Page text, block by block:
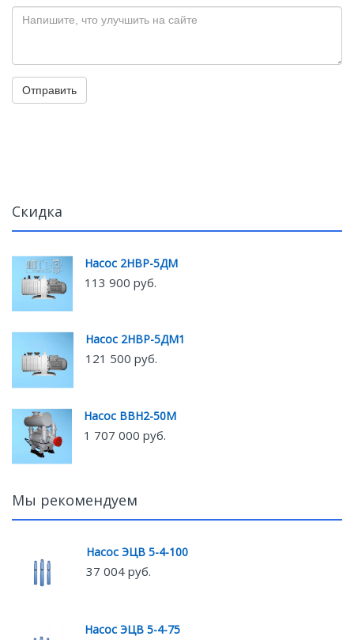
Отправить
Скидка
Насос 2НВР-5ДМ
113 900 руб.
Насос 2НВР-5ДМ1
121 500 руб.
Насос ВВН2-50М
1 707 000 руб.
Мы рекомендуем
Насос ЭЦВ 5-4-100
37 004 руб.
Насос ЭЦВ 5-4-75